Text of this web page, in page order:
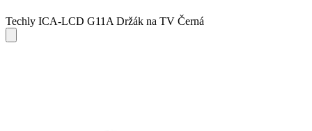
Techly ICA-LCD G11A Držák na TV Černá